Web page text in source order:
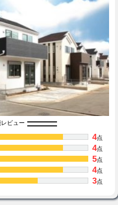
ビュー
4点
4点
5点
4点
3点